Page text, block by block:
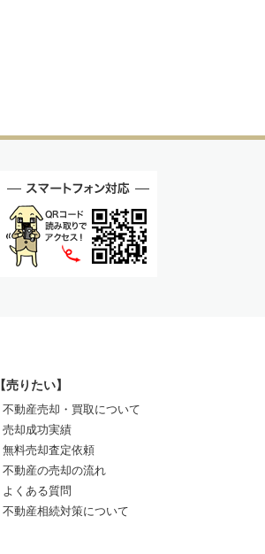
【売りたい】
不動産売却・買取について
売却成功実績
無料売却査定依頼
不動産の売却の流れ
よくある質問
不動産相続対策について